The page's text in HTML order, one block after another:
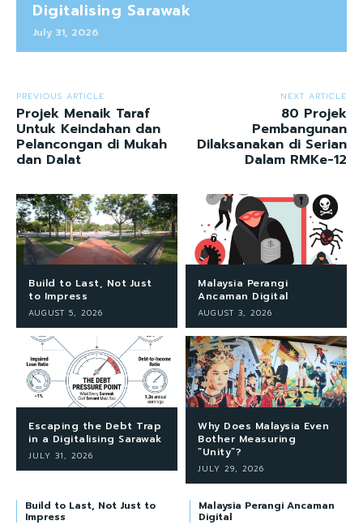
Digitalising Sarawak
July 31, 2026
PREVIOUS ARTICLE
Projek Menaik Taraf
Untuk Keindahan dan
Pelancongan di Mukah
dan Dalat
NEXT ARTICLE
80 Projek
Pembangunan
Dilaksanakan di Serian
Dalam RMKe-12
Build to Last, Not Just
to Impress
AUGUST 5, 2026
Malaysia Perangi
Ancaman Digital
AUGUST 3, 2026
Escaping the Debt Trap
in a Digitalising Sarawak
JULY 31, 2026
Why Does Malaysia Even
Bother Measuring
“Unity”?
JULY 29, 2026
Build to Last, Not Just to
Impress
Malaysia Perangi Ancaman
Digital